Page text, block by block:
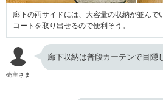
廊下の両サイドには、大容量の収納が並んで
コートを取り出せるので便利そう。
売主さま
廊下収納は普段カーテンで目隠